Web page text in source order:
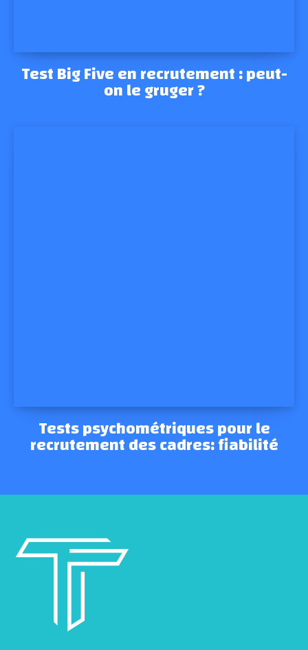
Test Big Five en recrutement : peut-
on le gruger ?
Tests psychométriques pour le
recrutement des cadres: fiabilité